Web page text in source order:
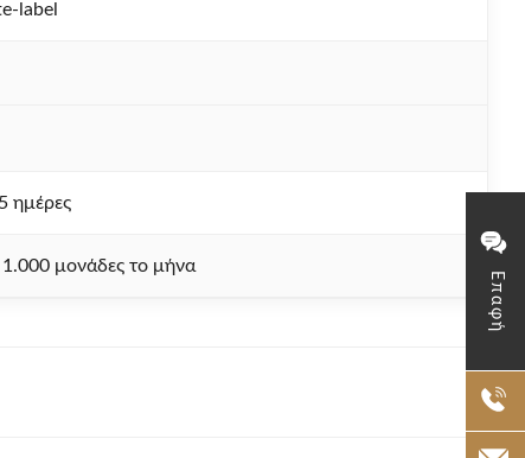
Επαφή
label
ημέρες
1.000 μονάδες το μήνα